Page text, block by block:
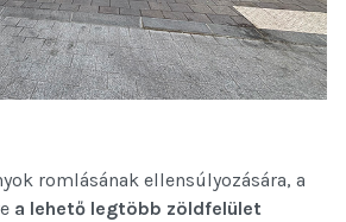
romlásának ellensúlyozására, a
a lehető legtöbb zöldfelület